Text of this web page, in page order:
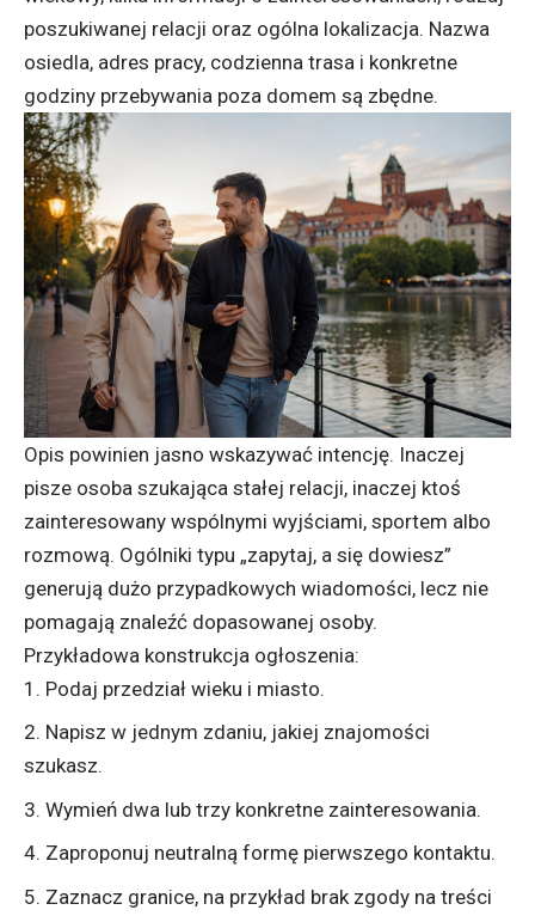
poszukiwanej relacji oraz ogólna lokalizacja. Nazwa
osiedla, adres pracy, codzienna trasa i konkretne
godziny przebywania poza domem są zbędne.
Opis powinien jasno wskazywać intencję. Inaczej
pisze osoba szukająca stałej relacji, inaczej ktoś
zainteresowany wspólnymi wyjściami, sportem albo
rozmową. Ogólniki typu „zapytaj, a się dowiesz”
generują dużo przypadkowych wiadomości, lecz nie
pomagają znaleźć dopasowanej osoby.
Przykładowa konstrukcja ogłoszenia:
Podaj przedział wieku i miasto.
Napisz w jednym zdaniu, jakiej znajomości
szukasz.
Wymień dwa lub trzy konkretne zainteresowania.
Zaproponuj neutralną formę pierwszego kontaktu.
Zaznacz granice, na przykład brak zgody na treści